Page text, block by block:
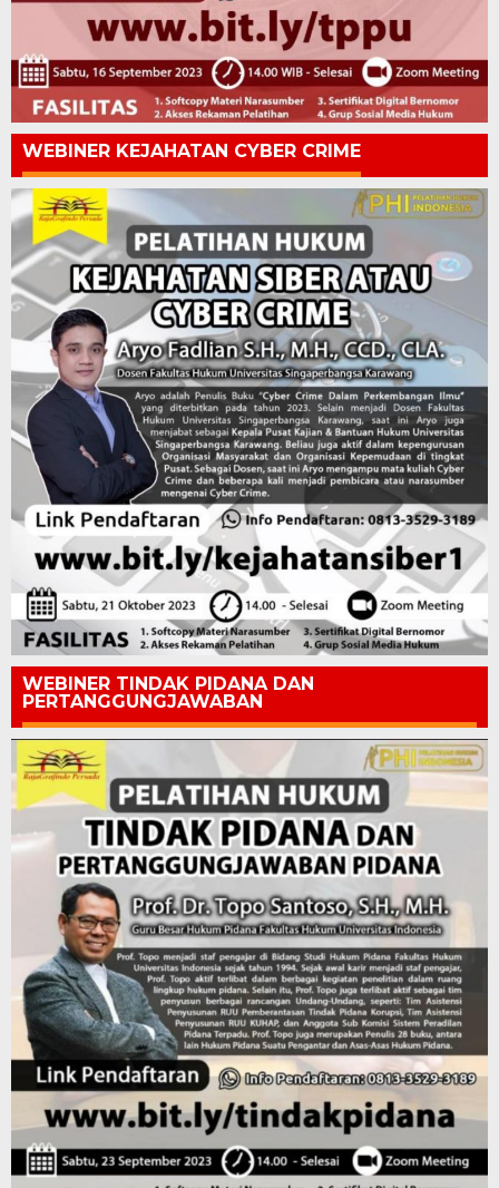
WEBINER KEJAHATAN CYBER CRIME
WEBINER TINDAK PIDANA DAN
PERTANGGUNGJAWABAN